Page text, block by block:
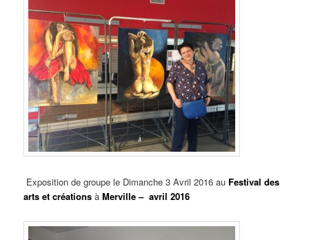
Exposition de groupe le Dimanche 3 Avril 2016 au Festival des
arts et créationsà Merville – avril 2016